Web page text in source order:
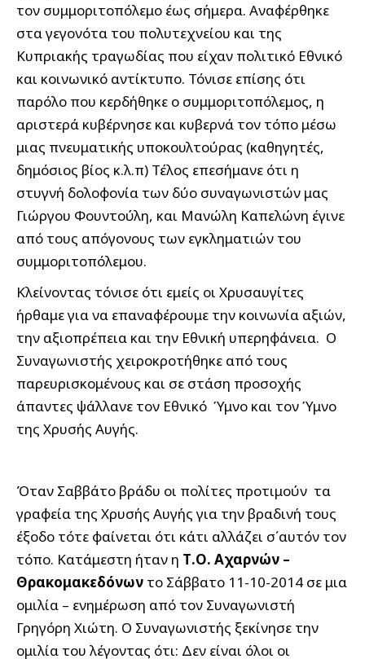
τον συμμοριτοπόλεμο έως σήμερα. Αναφέρθηκε
στα γεγονότα του πολυτεχνείου και της
Κυπριακής τραγωδίας που είχαν πολιτικό Εθνικό
και κοινωνικό αντίκτυπο. Τόνισε επίσης ότι
παρόλο που κερδήθηκε ο συμμοριτοπόλεμος, η
αριστερά κυβέρνησε και κυβερνά τον τόπο μέσω
μιας πνευματικής υποκουλτούρας (καθηγητές,
δημόσιος βίος κ.λ.π) Τέλος επεσήμανε ότι η
στυγνή δολοφονία των δύο συναγωνιστών μας
Γιώργου Φουντούλη, και Μανώλη Καπελώνη έγινε
από τους απόγονους των εγκληματιών του
συμμοριτοπόλεμου.
Κλείνοντας τόνισε ότι εμείς οι Χρυσαυγίτες
ήρθαμε για να επαναφέρουμε την κοινωνία αξιών,
την αξιοπρέπεια και την Εθνική υπερηφάνεια. Ο
Συναγωνιστής χειροκροτήθηκε από τους
παρευρισκομένους και σε στάση προσοχής
άπαντες ψάλλανε τον Εθνικό Ύμνο και τον Ύμνο
της Χρυσής Αυγής.
Όταν Σαββάτο βράδυ οι πολίτες προτιμούν τα
γραφεία της Χρυσής Αυγής για την βραδινή τους
έξοδο τότε φαίνεται ότι κάτι αλλάζει σ΄αυτόν τον
τόπο. Κατάμεστη ήταν η Τ.Ο. Αχαρνών –
Θρακομακεδόνων το Σάββατο 11-10-2014 σε μια
ομιλία – ενημέρωση από τον Συναγωνιστή
Γρηγόρη Χιώτη. Ο Συναγωνιστής ξεκίνησε την
ομιλία του λέγοντας ότι: Δεν είναι όλοι οι